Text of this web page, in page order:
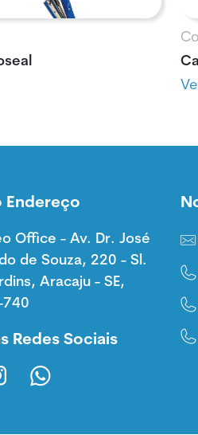
Endereço
Office - Av. Dr. José
de Souza, 220 - Sl.
Aracaju - SE,
Redes Sociais